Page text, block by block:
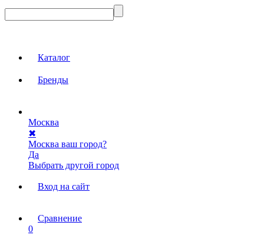
Каталог
Бренды
Москва
✖
Москва ваш город?
Да
Выбрать другой город
Вход на сайт
Сравнение
0